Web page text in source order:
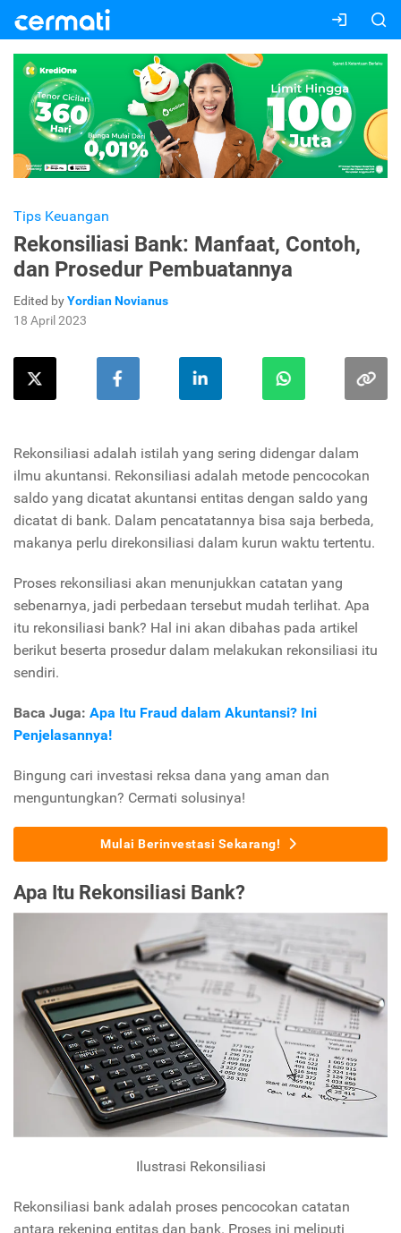
Tips Keuangan
Rekonsiliasi Bank: Manfaat, Contoh,
dan Prosedur Pembuatannya
Edited byYordian Novianus
18 April 2023
Rekonsiliasi adalah istilah yang sering didengar dalam
ilmu akuntansi. Rekonsiliasi adalah metode pencocokan
saldo yang dicatat akuntansi entitas dengan saldo yang
dicatat di bank. Dalam pencatatannya bisa saja berbeda,
makanya perlu direkonsiliasi dalam kurun waktu tertentu.
Proses rekonsiliasi akan menunjukkan catatan yang
sebenarnya, jadi perbedaan tersebut mudah terlihat. Apa
itu rekonsiliasi bank? Hal ini akan dibahas pada artikel
berikut beserta prosedur dalam melakukan rekonsiliasi itu
sendiri.
Baca Juga: Apa Itu Fraud dalam Akuntansi? Ini
Penjelasannya!
Bingung cari investasi reksa dana yang aman dan
menguntungkan? Cermati solusinya!
Mulai Berinvestasi Sekarang!
Apa Itu Rekonsiliasi Bank?
Ilustrasi Rekonsiliasi
Rekonsiliasi bank adalah proses pencocokan catatan
antara rekening entitas dan bank. Proses ini meliputi